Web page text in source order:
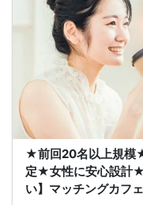
多すぎず少なすぎず、参加者様
（最小催行人数3:3）
②直接の連絡先交換自由♪
気の合う方がいたら直接連絡先
トークタイムについて♪
1対1の着席型トークタイム♪
プロフィールシートを全員の異
女性は着席したままで、男性が
トークタイムは、5分～10分（
あまり硬くならず、いつもの自
お仕事の話、趣味の話などでお
うか…
★前回20名以上規模
定★女性に安心設計
い】マッチングカフ